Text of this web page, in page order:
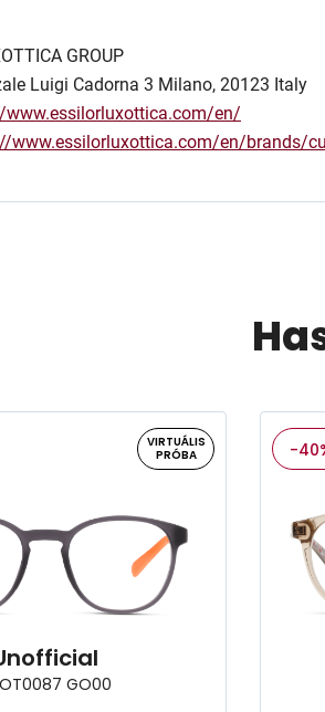
GROUP
Luigi Cadorna 3 Milano, 20123 Italy
www.essilorluxottica.com/en/
www.essilorluxottica.com/en/brands/
VIRTUÁLIS
PRÓBA
GO00
-